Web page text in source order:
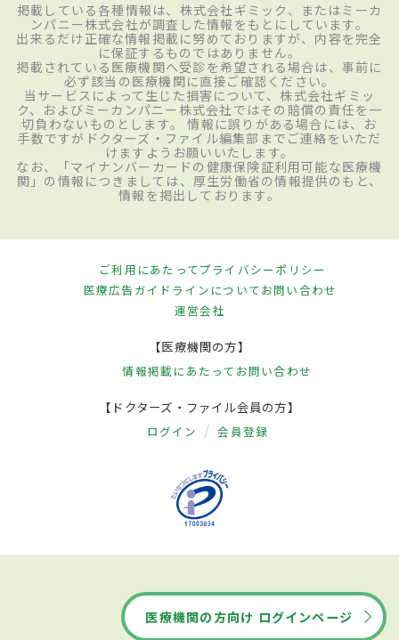
掲載している各種情報は、株式会社ギミック、またはミーカ
ンパニー株式会社が調査した情報をもとにしています。
出来るだけ正確な情報掲載に努めておりますが、内容を完全
に保証するものではありません。
掲載されている医療機関へ受診を希望される場合は、事前に
必ず該当の医療機関に直接ご確認ください。
当サービスによって生じた損害について、株式会社ギミッ
ク、およびミーカンパニー株式会社ではその賠償の責任を一
切負わないものとします。 情報に誤りがある場合には、お
手数ですがドクターズ・ファイル編集部までご連絡をいただ
けますようお願いいたします。
なお、「マイナンバーカードの健康保険証利用可能な医療機
関」の情報につきましては、厚生労働省の情報提供のもと、
情報を掲出しております。
ご利用にあたってプライバシーポリシー
医療広告ガイドラインについてお問い合わせ
運営会社
【医療機関の方】
情報掲載にあたって お問い合わせ
【ドクターズ・ファイル会員の方】
ログイン 会員登録
医療機関の方向け ログインページ